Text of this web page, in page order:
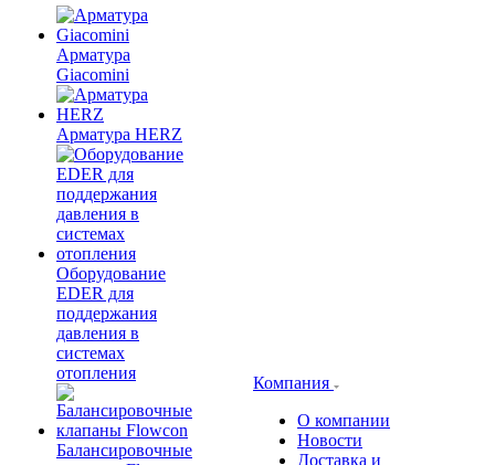
Арматура
Giacomini
Арматура HERZ
Оборудование
EDER для
поддержания
давления в
системах
отопления
Балансировочные
Компания
О компании
Новости
Доставка и